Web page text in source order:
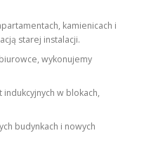
kamienicach i
starej instalacji.
wykonujemy
indukcyjnych w blokach,
budynkach i nowych